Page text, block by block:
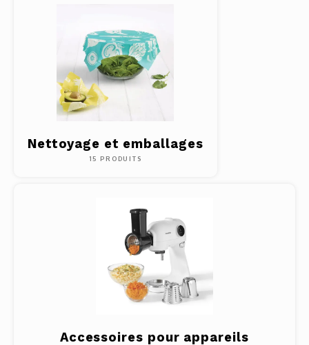
Nettoyage et emballages
15 PRODUITS
Accessoires pour appareils